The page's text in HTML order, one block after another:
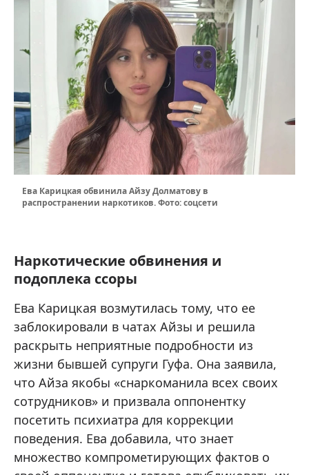
Ева Карицкая обвинила Айзу Долматову в
распространении наркотиков. Фото: соцсети
Наркотические обвинения и
подоплека ссоры
Ева Карицкая возмутилась тому, что ее
заблокировали в чатах Айзы и решила
раскрыть неприятные подробности из
жизни бывшей супруги Гуфа. Она заявила,
что Айза якобы «снаркоманила всех своих
сотрудников» и призвала оппонентку
посетить психиатра для коррекции
поведения. Ева добавила, что знает
множество компрометирующих фактов о